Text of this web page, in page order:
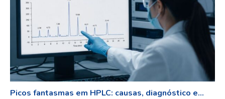
Picos fantasmas em HPLC: causas, diagnóstico e...